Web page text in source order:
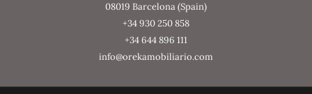
08019 Barcelona (Spain)
+34 930 250 858
+34 644 896 111
info@orekamobiliario.com